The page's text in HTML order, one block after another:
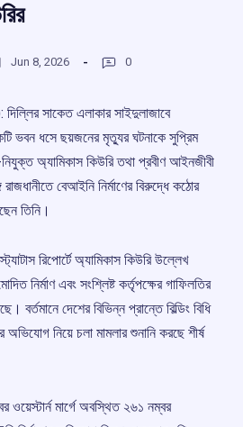
Jun 8, 2026 0
সাকেত এলাকার সাইদুলাজাবে
ভবন ধসে ছয়জনের মৃত্যুর ঘটনাকে সুপ্রিম
অ্যামিকাস কিউরি তথা প্রবীণ আইনজীবী
বেআইনি নির্মাণের বিরুদ্ধে কঠোর
তিনি।
রিপোর্টে অ্যামিকাস কিউরি উল্লেখ
নির্মাণ এবং সংশ্লিষ্ট কর্তৃপক্ষের গাফিলতির
বর্তমানে দেশের বিভিন্ন প্রান্তে বিল্ডিং বিধি
অভিযোগ নিয়ে চলা মামলার শুনানি করছে শীর্ষ
ওয়েস্টার্ন মার্গে অবস্থিত ২৬১ নম্বর